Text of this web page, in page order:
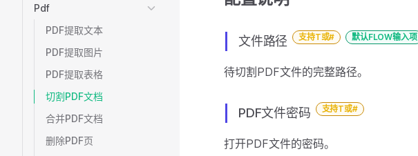
Pdf
PDF提取文本
PDF提取图片
PDF提取表格
切割PDF文档
合并PDF文档
删除PDF页
文件路径 支持T或# 默认FLOW输入项
待切割PDF文件的完整路径。
PDF文件密码 支持T或#
打开PDF文件的密码。